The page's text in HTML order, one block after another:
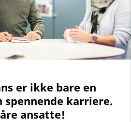
er ikke bare en
spennende karriere.
ansatte!